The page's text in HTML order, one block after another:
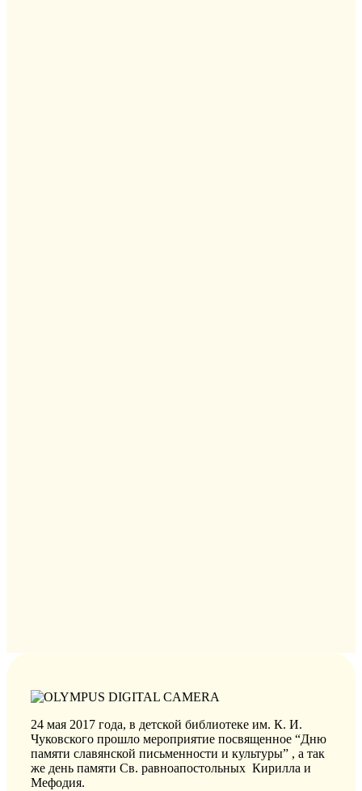
24 мая 2017 года, в детской библиотеке им. К. И.
Чуковского прошло мероприятие посвященное “Дню
памяти славянской письменности и культуры” , а так
же день памяти Св. равноапостольных Кирилла и
Мефодия.